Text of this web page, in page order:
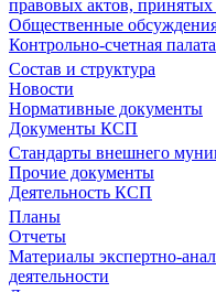
правовых актов,
Общественные
Контрольно-счетная палата
Состав и структура
Новости
Нормативные документы
Документы КСП
Стандарты внешнего
Прочие документы
Деятельность КСП
Планы
Отчеты
Материалы экспертно-
деятельности